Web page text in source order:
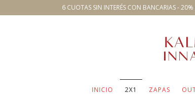
6 CUOTAS SIN INTERÉS CON BANCARIAS -
INICIO 2X1 ZAPAS